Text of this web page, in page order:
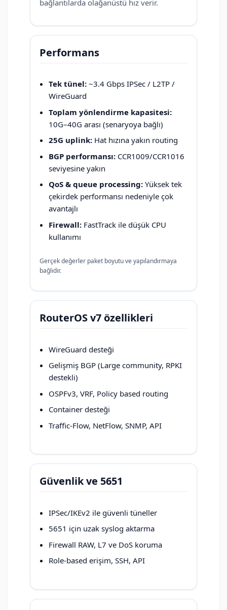
bağlantılarda olağanüstü hız verir.
Performans
Tek tünel: ~3.4 Gbps IPSec / L2TP /
WireGuard
Toplam yönlendirme kapasitesi:
10G–40G arası (senaryoya bağlı)
25G uplink: Hat hızına yakın routing
BGP performansı: CCR1009/CCR1016
seviyesine yakın
QoS & queue processing: Yüksek tek
çekirdek performansı nedeniyle çok
avantajlı
Firewall: FastTrack ile düşük CPU
kullanımı
Gerçek değerler paket boyutu ve yapılandırmaya
bağlıdır.
RouterOS v7 özellikleri
WireGuard desteği
Gelişmiş BGP (Large community, RPKI
destekli)
OSPFv3, VRF, Policy based routing
Container desteği
Traffic-Flow, NetFlow, SNMP, API
Güvenlik ve 5651
IPSec/IKEv2 ile güvenli tüneller
5651 için uzak syslog aktarma
Firewall RAW, L7 ve DoS koruma
Role-based erişim, SSH, API